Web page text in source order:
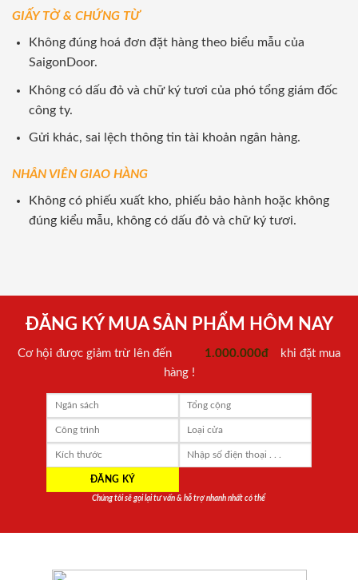
GIẤY TỜ & CHỨNG TỪ
Không đúng hoá đơn đặt hàng theo biểu mẫu của
SaigonDoor.
Không có dấu đỏ và chữ ký tươi của phó tổng giám đốc
công ty.
Gửi khác, sai lệch thông tin tài khoản ngân hàng.
NHÂN VIÊN GIAO HÀNG
Không có phiếu xuất kho, phiếu bảo hành hoặc không
đúng kiểu mẫu, không có dấu đỏ và chữ ký tươi.
ĐĂNG KÝ MUA SẢN PHẨM HÔM NAY
Cơ hội được giảm trừ lên đến 1.000.000đ
khi đặt mua
hàng !
Chúng tôi sẽ gọi lại tư vấn & hỗ trợ nhanh nhất có thể